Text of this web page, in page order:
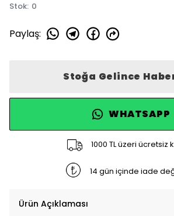
Stok: 0
Paylaş:
Stoğa Gelince
WHATSAPP
1000 TL üzeri ücretsiz
14 gün içinde iade
Ürün Açıklaması